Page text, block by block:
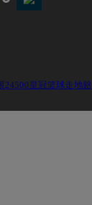
24500皇冠篮球走地赔